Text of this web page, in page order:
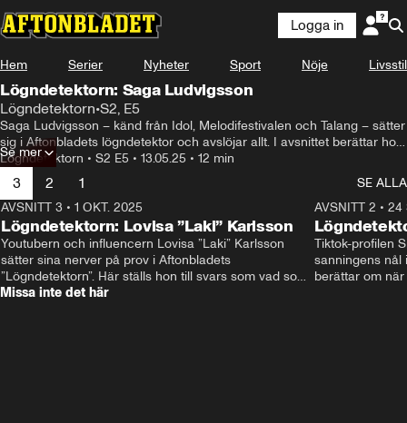
Logga in
Hem Serier Nyheter Sport Nöje Livsstil
Lögndetektorn: Saga Ludvigsson
Lögndetektorn•S2, E5
Saga Ludvigsson – känd från Idol, Melodifestivalen och Talang – sätter
sig i Aftonbladets lögndetektor och avslöjar allt. I avsnittet berättar hon
om tårarna i direktsändning, vilka som är i hennes DMs efter
Melodifestivalen och mycket mer. Är hon så ärlig som hon säger –
eller döljer hon något?
Lögndetektorn • S2 E5 • 13.05.25 • 12 min
Se mer
3 2 1
SE ALLA
AVSNITT 3 • 1 OKT. 2025
Lögndetektorn: Lovisa ”Laki” Karlsson
Youtubern och influencern Lovisa ”Laki” Karlsson
sätter sina nerver på prov i Aftonbladets
”Lögndetektorn”. Här ställs hon till svars som vad som
hände efter SVT:s "Alla dejtar alla”, om varför hon
AVSNITT 2 • 24
Tiktok-profilen
sanningens nål
berättar om
Missa inte det här